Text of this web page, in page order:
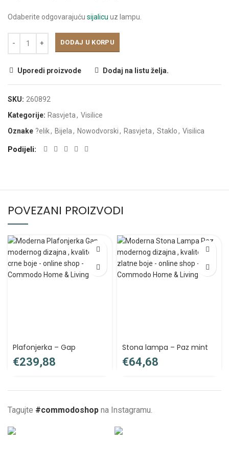
Odaberite odgovarajuću sijalicu uz lampu.
DODAJ U KORPU
Uporedi proizvode Dodaj na listu želja.
SKU: 260892
Kategorije: Rasvjeta, Visilice
Oznake ?elik, Bijela, Nowodvorski, Rasvjeta, Staklo, Visilica
Podijeli
POVEZANI PROIZVODI
Plafonjerka – Gap
€
Stona lampa – Paz mint
€
Tagujte #commodoshop na Instagramu.